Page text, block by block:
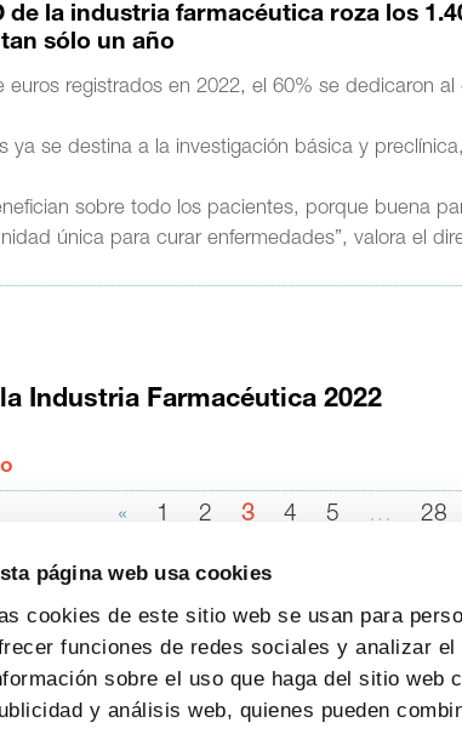
página web usa cookies
cookies de este sitio web se usan para
funciones de redes sociales y analizar
sobre el uso que haga del sitio web
y análisis web, quienes pueden
de la industria farmacéutica roza los
sólo un año
euros registrados en 2022, el 60% se dedicaron
ya se destina a la investigación básica y
sobre todo los pacientes, porque buena
única para curar enfermedades”, valora el
Industria Farmacéutica 2022
« 1 2 3 4 5 … 28